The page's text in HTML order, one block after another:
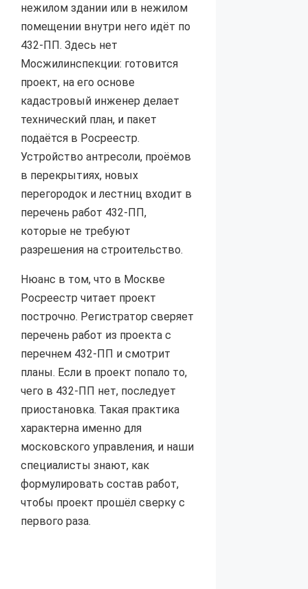
нежилом здании или в нежилом
помещении внутри него идёт по
432-ПП. Здесь нет
Мосжилинспекции: готовится
проект, на его основе
кадастровый инженер делает
технический план, и пакет
подаётся в Росреестр.
Устройство антресоли, проёмов
в перекрытиях, новых
перегородок и лестниц входит в
перечень работ 432-ПП,
которые не требуют
разрешения на строительство.
Нюанс в том, что в Москве
Росреестр читает проект
построчно. Регистратор сверяет
перечень работ из проекта с
перечнем 432-ПП и смотрит
планы. Если в проект попало то,
чего в 432-ПП нет, последует
приостановка. Такая практика
характерна именно для
московского управления, и наши
специалисты знают, как
формулировать состав работ,
чтобы проект прошёл сверку с
первого раза.